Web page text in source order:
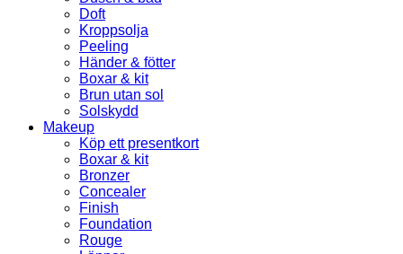
Doft
Kroppsolja
Peeling
Händer & fötter
Boxar & kit
Brun utan sol
Solskydd
Makeup
Köp ett presentkort
Boxar & kit
Bronzer
Concealer
Finish
Foundation
Rouge